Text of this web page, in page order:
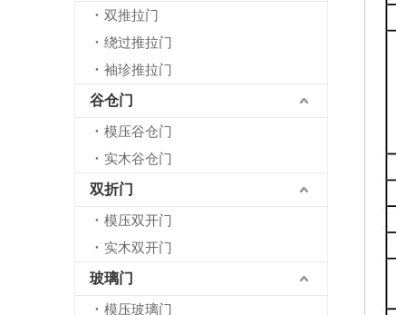
双推拉门
绕过推拉门
袖珍推拉门
谷仓门
模压谷仓门
实木谷仓门
双折门
模压双开门
实木双开门
玻璃门
模压玻璃门